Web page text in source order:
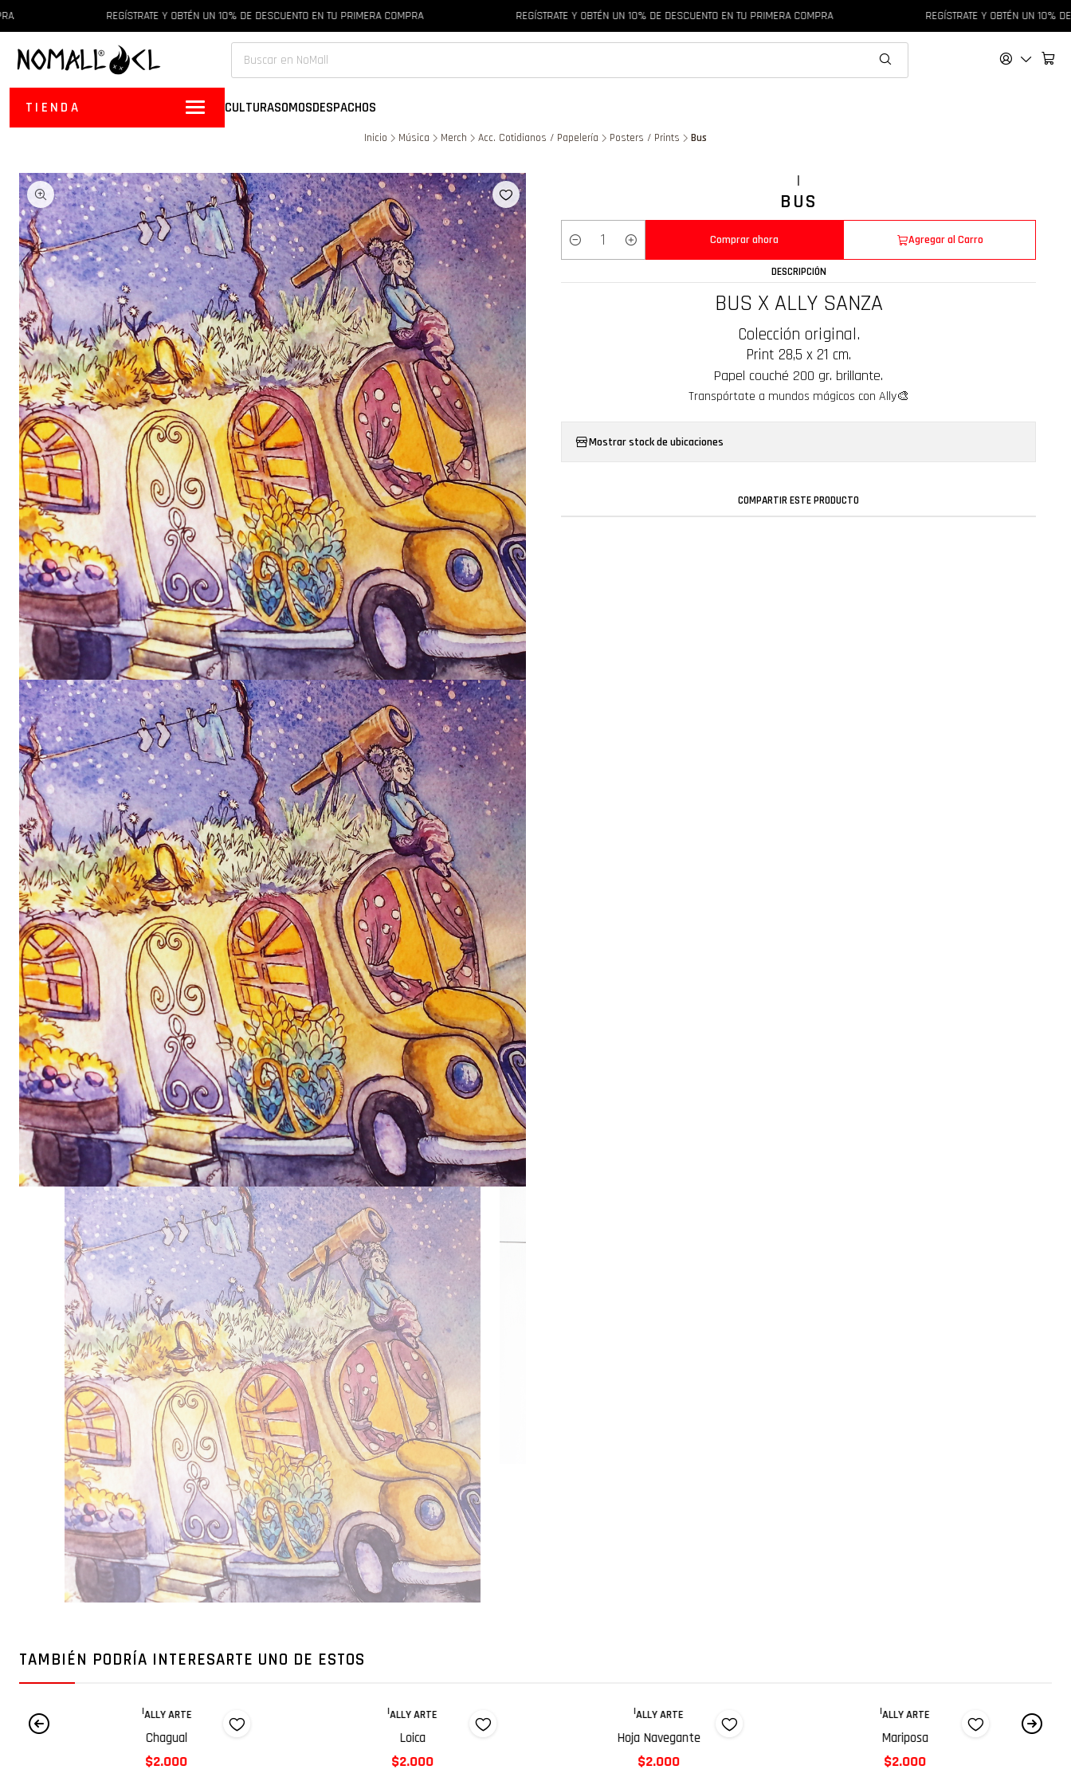
REGÍSTRATE Y OBTÉN UN 10% DE DESCUENTO EN TU PRIMERA COMPRA REGÍSTRATE Y OBTÉN UN 10% DE DESCUENTO EN TU PRIMERA COMPRA REGÍSTRATE Y OBTÉN UN 10% DE
TIENDA CULTURASOMOSDESPACHOS
Inicio Música Merch Acc. Cotidianos / Papelería Posters / Prints Bus
|
BUS
Cantidad
Agregar al Carro
Comprar ahora
DESCRIPCIÓN
BUS X ALLY SANZA
Colección original.
Print 28,5 x 21 cm.
Papel couché 200 gr. brillante.
Transpórtate a mundos mágicos con Ally🎨
Mostrar stock de ubicaciones
COMPARTIR ESTE PRODUCTO
TAMBIÉN PODRÍA INTERESARTE UNO DE ESTOS
|ALLY ARTE
Chagual
$2.000
|ALLY ARTE
Loica
$2.000
|ALLY ARTE
Hoja Navegante
$2.000
|ALLY ARTE
Mariposa
$2.000